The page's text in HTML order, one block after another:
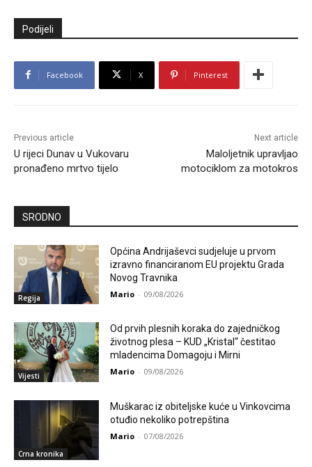
Podijeli
Facebook X Pinterest
Previous article
U rijeci Dunav u Vukovaru
pronađeno mrtvo tijelo
Next article
Maloljetnik upravljao
motociklom za motokros
SRODNO
Regija
Općina Andrijaševci sudjeluje u prvom
izravno financiranom EU projektu Grada
Novog Travnika
Mario - 09/08/2026
Vijesti
Od prvih plesnih koraka do zajedničkog
životnog plesa – KUD „Kristal“ čestitao
mladencima Domagoju i Mirni
Mario - 09/08/2026
Crna kronika
Muškarac iz obiteljske kuće u Vinkovcima
otuđio nekoliko potrepština
Mario - 07/08/2026